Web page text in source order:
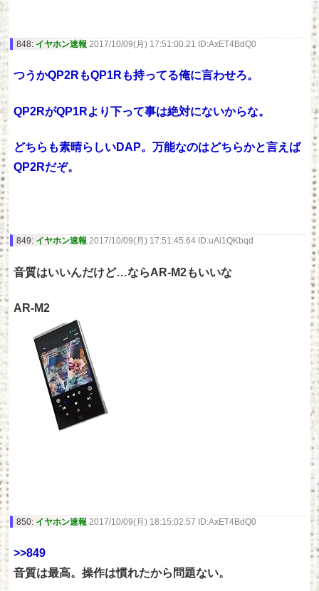
848: イヤホン速報 2017/10/09(月) 17:51:00.21 ID:AxET4BdQ0
つうかQP2RもQP1Rも持ってる俺に言わせろ。
QP2RがQP1Rより下って事は絶対にないからな。
どちらも素晴らしいDAP。万能なのはどちらかと言えば
QP2Rだぞ。
849: イヤホン速報 2017/10/09(月) 17:51:45.64 ID:uAi1QKbqd
音質はいいんだけど…ならAR-M2もいいな
AR-M2
850: イヤホン速報 2017/10/09(月) 18:15:02.57 ID:AxET4BdQ0
>>849
音質は最高。操作は慣れたから問題ない。